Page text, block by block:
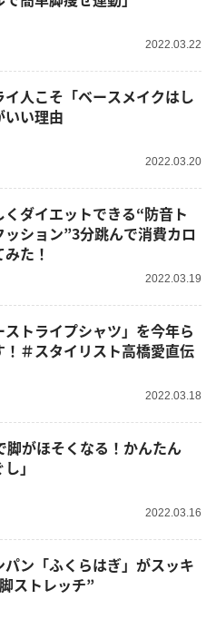
2022.03.22
人こそ「ベースメイクはし
いい理由
2022.03.20
ダイエットできる“防音ト
ッション”3分跳んで消費カロ
た！
2022.03.19
トライプシャツ」を今年ら
！＃スタイリスト高橋愛直伝
2022.03.18
脚がほそくなる！かんたん
」
2022.03.16
パン「ふくらはぎ」がスッキ
ストレッチ”